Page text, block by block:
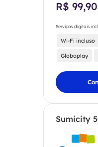
R$ 99,90
Serviços digitais
Wi-Fi incluso
Globoplay
Sumicity